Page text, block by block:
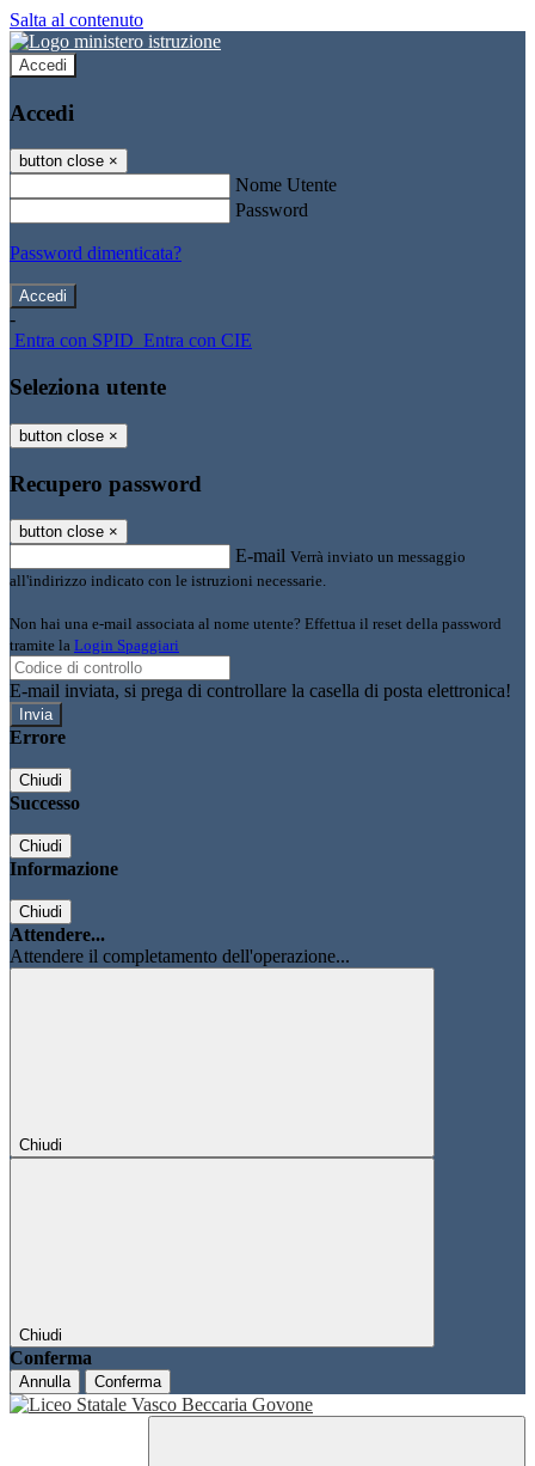
Salta al contenuto
Accedi
Accedi
button close ×
Nome Utente
Password
Password dimenticata?
-
Entra con SPID Entra con CIE
Seleziona utente
button close ×
Recupero password
button close ×
E-mail Verrà inviato un messaggio
all'indirizzo indicato con le istruzioni necessarie.
Non hai una e-mail associata al nome utente? Effettua il reset della password
tramite la Login Spaggiari
E-mail inviata, si prega di controllare la casella di posta elettronica!
Errore
Chiudi
Successo
Chiudi
Informazione
Chiudi
Attendere...
Attendere il completamento dell'operazione...
Chiudi
Chiudi
Conferma
Annulla Conferma